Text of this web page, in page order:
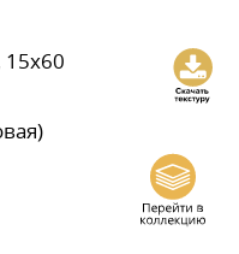
15x60